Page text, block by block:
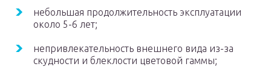
небольшая продолжительность эксплуатации
около 5-6 лет;
непривлекательность внешнего вида из-за
скудности и блеклости цветовой гаммы;